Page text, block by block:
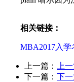
相关链接：
MBA2017入
上一篇： 上
下一篇： 下一